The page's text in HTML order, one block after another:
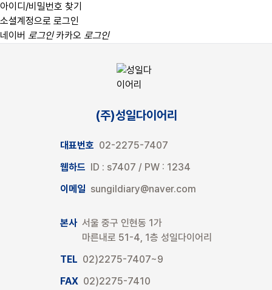
아이디/비밀번호 찾기
소셜계정으로 로그인
네이버 로그인 카카오 로그인
(주)성일다이어리
대표번호 02-2275-7407
웹하드 ID : s7407 / PW : 1234
이메일 sungildiary@naver.com
본사 서울 중구 인현동 1가
마른내로 51-4, 1층 성일다이어리
TEL 02)2275-7407~9
FAX 02)2275-7410